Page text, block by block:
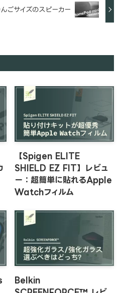
ごサイズのスピーカー
【Spigen ELITE
SHIELD EZ FIT】レビュ
ー：超簡単に貼れるApple
Watchフィルム
Belkin